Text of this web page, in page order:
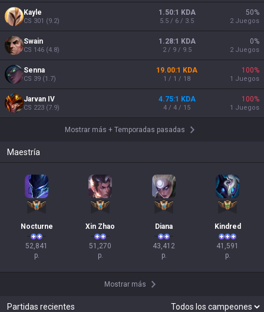
Kayle
CS 301 (9.2)
1.50:1 KDA
5.5 / 6 / 3.5
50%
2 Juegos
Swain
CS 146 (4.8)
1.28:1 KDA
2 / 9 / 9.5
0%
2 Juegos
Senna
CS 39 (1.7)
19.00:1 KDA
1 / 1 / 18
100%
1 Juegos
Jarvan IV
CS 223 (7.9)
4.75:1 KDA
4 / 4 / 15
100%
1 Juegos
Mostrar más + Temporadas pasadas
Maestría
Nocturne
52,841
p.
Xin Zhao
51,270
p.
Diana
43,412
p.
Kindred
41,591
p.
Mostrar más
Partidas recientes